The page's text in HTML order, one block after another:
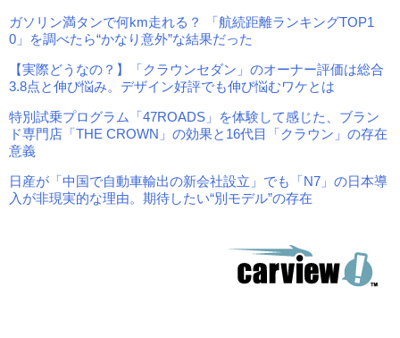
ガソリン満タンで何km走れる？ 「航続距離ランキングTOP1
0」を調べたら“かなり意外”な結果だった
【実際どうなの？】「クラウンセダン」のオーナー評価は総合
3.8点と伸び悩み。デザイン好評でも伸び悩むワケとは
特別試乗プログラム「47ROADS」を体験して感じた、ブラン
ド専門店「THE CROWN」の効果と16代目「クラウン」の存在
意義
日産が「中国で自動車輸出の新会社設立」でも「N7」の日本導
入が非現実的な理由。期待したい“別モデル”の存在